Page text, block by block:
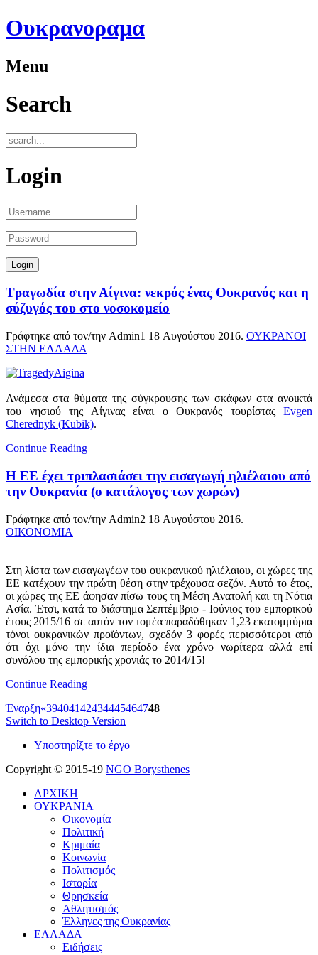
Ουκρανοραμα
Menu
Search
Login
Τραγωδία στην Αίγινα: νεκρός ένας Ουκρανός και η
σύζυγός του στο νοσοκομείο
Γράφτηκε από τον/την Admin1 18 Αυγούστου 2016. ΟΥΚΡΑΝΟΙ
ΣΤΗΝ ΕΛΛΑΔΑ
Ανάμεσα στα θύματα της σύγκρουσης των σκάφων στα ανοικτά
του νησιού της Αίγινας είναι ο Ουκρανός τουρίστας Evgen
Cherednyk (Kubik).
Continue Reading
Η ΕΕ έχει τριπλασιάσει την εισαγωγή ηλιέλαιου από
την Ουκρανία (ο κατάλογος των χωρών)
Γράφτηκε από τον/την Admin2 18 Αυγούστου 2016.
ΟΙΚΟΝΟΜΙΑ
Στη λίστα των εισαγωγέων του ουκρανικού ηλιέλαιου, οι χώρες της
ΕΕ κατέχουν την πρώτη θέση στην τρέχουσα σεζόν. Αυτό το έτος,
οι χώρες της ΕΕ άφησαν πίσω τους τη Μέση Ανατολή και τη Νότια
Ασία. Έτσι, κατά το διάστημα Σεπτέμβριο - Ιούνιος του εμπορικού
έτους 2015/16 σε αυτόν τον τομέα παραδόθηκαν 1,23 εκατομμύρια
τόνοι ουκρανικών προϊόντων, σχεδόν 3 φορές περισσότεροι από
ότι όχι μόνο την ίδια περίοδο ένα χρόνο νωρίτερα αλλά επί
συνόλου της εμπορικής χρονιάς το 2014/15!
Continue Reading
Έναρξη«39404142434445464748
Switch to Desktop Version
Υποστηρίξτε το έργο
Copyright © 2015-19 NGO Borysthenes
ΑΡΧΙΚΗ
ΟΥΚΡΑΝΙΑ
Οικονομία
Πολιτική
Κριμαία
Κοινωνία
Πολιτισμός
Ιστορία
Θρησκεία
Αθλητισμός
Έλληνες της Ουκρανίας
ΕΛΛΑΔΑ
Ειδήσεις